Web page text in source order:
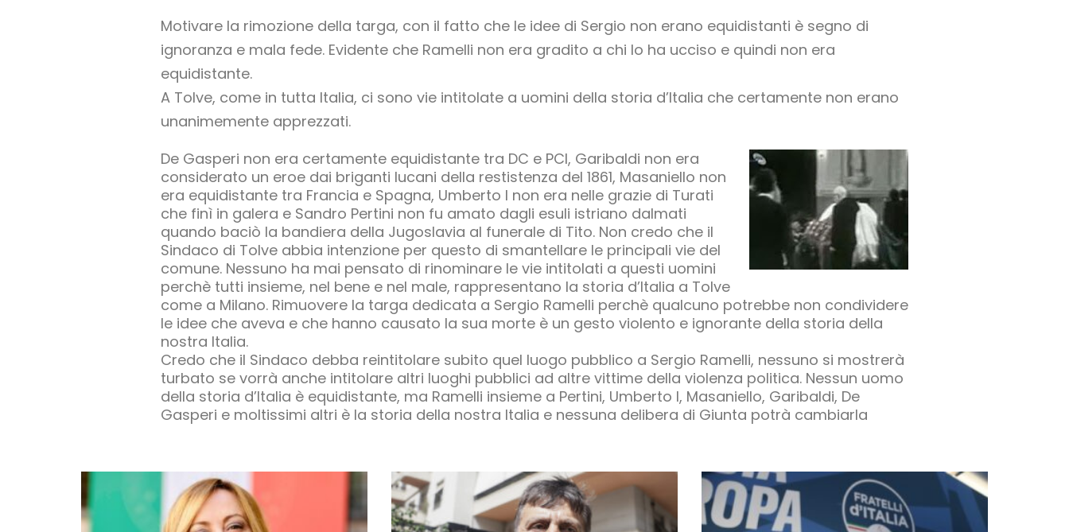
Motivare la rimozione della targa, con il fatto che le idee di Sergio non erano equidistanti è segno di
ignoranza e mala fede. Evidente che Ramelli non era gradito a chi lo ha ucciso e quindi non era
equidistante.
A Tolve, come in tutta Italia, ci sono vie intitolate a uomini della storia d’Italia che certamente non erano
unanimemente apprezzati.
De Gasperi non era certamente equidistante tra DC e PCI, Garibaldi non era
considerato un eroe dai briganti lucani della restistenza del 1861, Masaniello non
era equidistante tra Francia e Spagna, Umberto I non era nelle grazie di Turati
che finì in galera e Sandro Pertini non fu amato dagli esuli istriano dalmati
quando baciò la bandiera della Jugoslavia al funerale di Tito. Non credo che il
Sindaco di Tolve abbia intenzione per questo di smantellare le principali vie del
comune. Nessuno ha mai pensato di rinominare le vie intitolati a questi uomini
perchè tutti insieme, nel bene e nel male, rappresentano la storia d’Italia a Tolve
come a Milano. Rimuovere la targa dedicata a Sergio Ramelli perchè qualcuno potrebbe non condividere
le idee che aveva e che hanno causato la sua morte è un gesto violento e ignorante della storia della
nostra Italia.
Credo che il Sindaco debba reintitolare subito quel luogo pubblico a Sergio Ramelli, nessuno si mostrerà
turbato se vorrà anche intitolare altri luoghi pubblici ad altre vittime della violenza politica. Nessun uomo
della storia d’Italia è equidistante, ma Ramelli insieme a Pertini, Umberto I, Masaniello, Garibaldi, De
Gasperi e moltissimi altri è la storia della nostra Italia e nessuna delibera di Giunta potrà cambiarla